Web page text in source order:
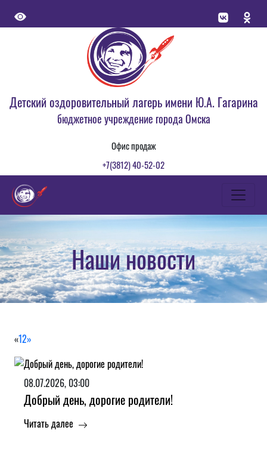
Детский оздоровительный лагерь имени Ю.А. Гагарина
бюджетное учреждение города Омска
Офис продаж
+7(3812) 40-52-02
Наши новости
«12»
08.07.2026, 03:00
Добрый день, дорогие родители!
Читать далее